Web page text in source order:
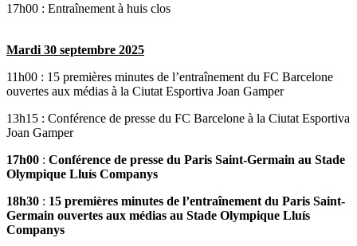
17h00 : Entraînement à huis clos
Mardi 30 septembre 2025
11h00 : 15 premières minutes de l’entraînement du FC Barcelone
ouvertes aux médias à la Ciutat Esportiva Joan Gamper
13h15 : Conférence de presse du FC Barcelone à la Ciutat Esportiva
Joan Gamper
17h00 : Conférence de presse du Paris Saint-Germain au Stade
Olympique Lluís Companys
18h30 : 15 premières minutes de l’entraînement du Paris Saint-
Germain ouvertes aux médias au Stade Olympique Lluís
Companys